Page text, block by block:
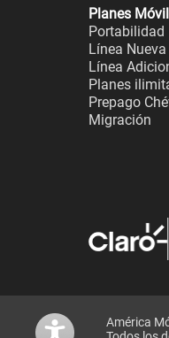
Planes
Portabilidad
Línea Nueva
Línea
Planes
Prepago
Migración
América